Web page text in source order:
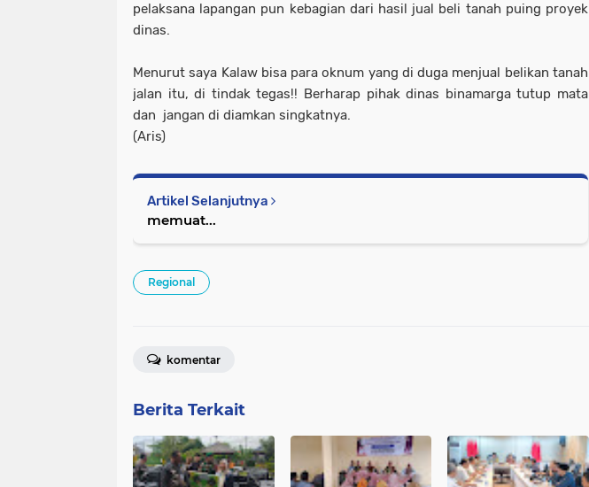
pelaksana lapangan pun kebagian dari hasil jual beli tanah puing proyek
dinas.
Menurut saya Kalaw bisa para oknum yang di duga menjual belikan tanah
jalan itu, di tindak tegas!! Berharap pihak dinas binamarga tutup mata
dan jangan di diamkan singkatnya.
(Aris)
Artikel Selanjutnya
memuat...
Regional
komentar
Berita Terkait